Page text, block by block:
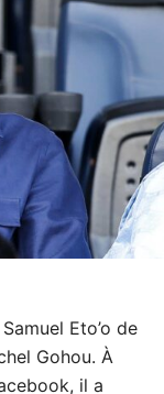
Eto’o de
Gohou. À
il a